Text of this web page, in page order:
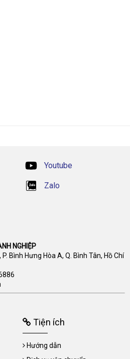
Youtube
Zalo
NGHIỆP
Bình Hưng Hòa A, Q. Bình Tân, Hồ Chí
Tiện ích
Hướng dẫn